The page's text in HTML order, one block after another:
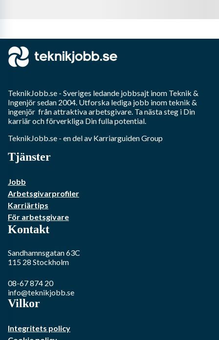
TeknikJobb.se - Sveriges ledande jobbsajt inom Teknik &
Ingenjörsedan 2004. Utforska lediga jobb inomteknik &
ingenjör från attraktiva arbetsgivare. Ta nästa steg i Din
karriär och förverkliga Din fulla potential.
TeknikJobb.se - en del av Karriarguiden Group
Tjänster
Jobb
Arbetsgivarprofiler
Karriärtips
För arbetsgivare
Kontakt
Sandhamnsgatan 63C
115 28 Stockholm
08-67 874 20
info@teknikjobb.se
Vilkor
Integritets policy